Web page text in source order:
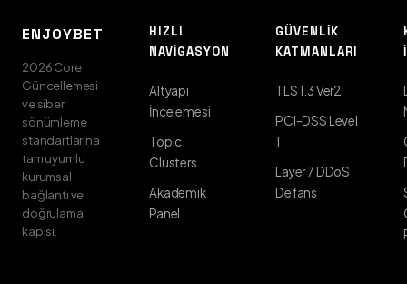
ENJOYBET
2026 Core
Güncellemesi
ve siber
sönümleme
standartlarına
tam uyumlu
kurumsal
bağlantı ve
doğrulama
kapısı.
HIZLI
NAVIGASYON
Altyapı
İncelemesi
Topic
Clusters
Akademik
Panel
GÜVENLIK
KATMANLARI
TLS 1.3 Ver2
PCI-DSS Level
1
Layer 7 DDoS
Defans